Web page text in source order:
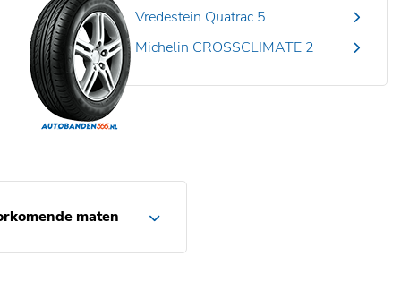
Vredestein Quatrac 5
Michelin CROSSCLIMATE 2
maten